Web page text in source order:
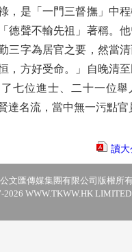
是「一門三督撫」中程
德聲不輸先祖」著稱。
三字為居官之要，然當
，方好受命。」自晚清
七位進士、二十一位舉
達名流，當中無一污點官
讀大
文匯傳媒集團有限公司版權所
2026 WWW.TKWW.HK LIMITED.